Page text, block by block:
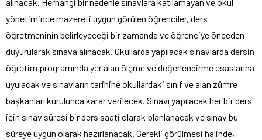
yönetimince mazereti uygun görülen öğrenciler, ders
öğretmeninin belirleyeceği bir zamanda ve öğrenciye önceden
duyurularak sınava alınacak. Okullarda yapılacak sınavlarda dersin
öğretim programında yer alan ölçme ve değerlendirme esaslarına
uyulacak ve sınavların tarihine okullardaki sınıf ve alan zümre
başkanları kurulunca karar verilecek. Sınavı yapılacak her bir ders
için sınav süresi bir ders saati olarak planlanacak ve sınav bu
süreye uygun olarak hazırlanacak. Gerekli görülmesi halinde,